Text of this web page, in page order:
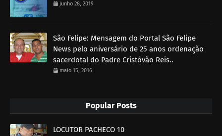
junho 28, 2019
São Felipe: Mensagem do Portal São Felipe
News pelo aniversário de 25 anos ordenação
sacerdotal do Padre Cristóvão Reis..
maio 15, 2016
Popular Posts
LOCUTOR PACHECO 10